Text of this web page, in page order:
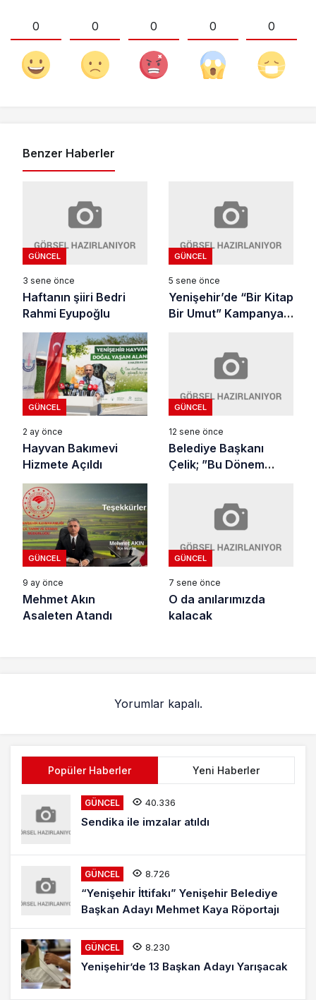
0 0 0 0 0
Benzer Haberler
GÜNCEL
3 sene önce
Haftanın şiiri Bedri
Rahmi Eyupoğlu
GÜNCEL
5 sene önce
Yenişehir’de “Bir Kitap
Bir Umut” Kampanyası
GÜNCEL
2 ay önce
Hayvan Bakımevi
Hizmete Açıldı
GÜNCEL
12 sene önce
Belediye Başkanı
Çelik; ”Bu Dönem
GÜNCEL
9 ay önce
Mehmet Akın
Asaleten Atandı
GÜNCEL
7 sene önce
O da anılarımızda
kalacak
Yorumlar kapalı.
Popüler Haberler Yeni Haberler
GÜNCEL 40.336
Sendika ile imzalar atıldı
GÜNCEL 8.726
“Yenişehir İttifakı” Yenişehir Belediye
Başkan Adayı Mehmet Kaya Röportajı
GÜNCEL 8.230
Yenişehir’de 13 Başkan Adayı Yarışacak